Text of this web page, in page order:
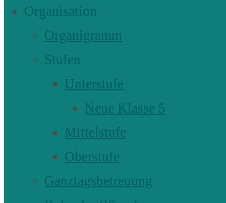
Organisation
Organigramm
Stufen
Unterstufe
Neue Klasse 5
Mittelstufe
Oberstufe
Ganztagsbetreuung